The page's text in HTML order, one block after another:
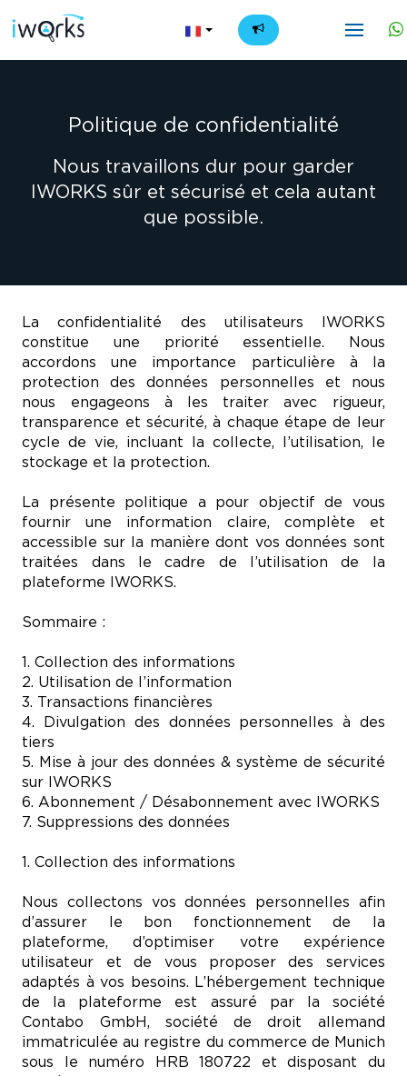
FR
Politique de confidentialité
Nous travaillons dur pour garder
IWORKS sûr et sécurisé et cela autant
que possible.
La confidentialité des utilisateurs IWORKS
constitue une priorité essentielle. Nous
accordons une importance particulière à la
protection des données personnelles et nous
nous engageons à les traiter avec rigueur,
transparence et sécurité, à chaque étape de leur
cycle de vie, incluant la collecte, l’utilisation, le
stockage et la protection.
La présente politique a pour objectif de vous
fournir une information claire, complète et
accessible sur la manière dont vos données sont
traitées dans le cadre de l’utilisation de la
plateforme IWORKS.
Sommaire :
1. Collection des informations
2. Utilisation de l’information
3. Transactions financières
4. Divulgation des données personnelles à des
tiers
5. Mise à jour des données & système de sécurité
sur IWORKS
6. Abonnement / Désabonnement avec IWORKS
7. Suppressions des données
1. Collection des informations
Nous collectons vos données personnelles afin
d’assurer le bon fonctionnement de la
plateforme, d’optimiser votre expérience
utilisateur et de vous proposer des services
adaptés à vos besoins. L’hébergement technique
de la plateforme est assuré par la société
Contabo GmbH, société de droit allemand
immatriculée au registre du commerce de Munich
sous le numéro HRB 180722 et disposant du